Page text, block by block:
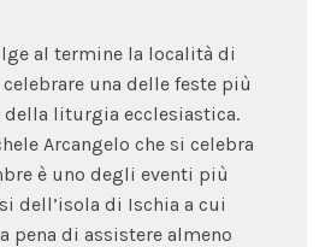
al termine la località di
una delle feste più
liturgia ecclesiastica.
Arcangelo che si celebra
è uno degli eventi più
dell’isola di Ischia a cui
pena di assistere almeno